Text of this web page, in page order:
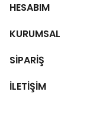
HESABIM
KURUMSAL
SİPARİŞ
İLETİŞİM